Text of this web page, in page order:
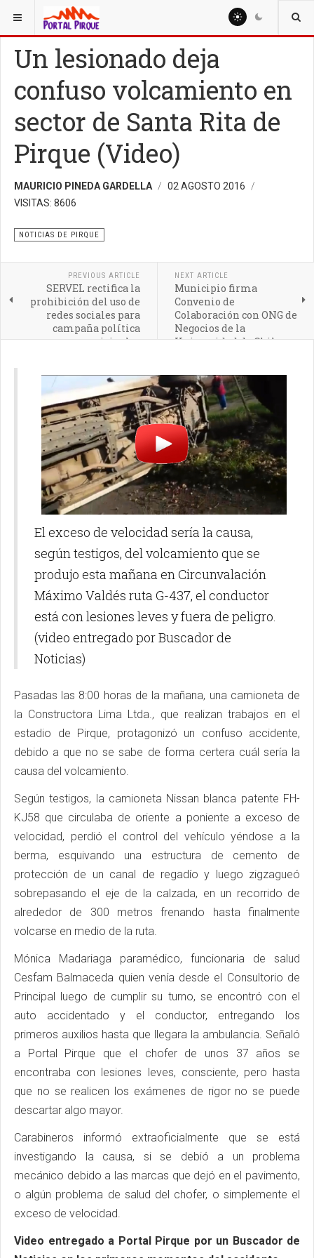
ESTÁ AQUÍ: NOTICIAS
Un lesionado deja
confuso volcamiento en
sector de Santa Rita de
Pirque (Video)
MAURICIO PINEDA GARDELLA
02 AGOSTO 2016
VISITAS: 8606
NOTICIAS DE PIRQUE
PREVIOUS ARTICLE
SERVEL rectifica la
prohibición del uso de
redes sociales para
campaña política
municipales
NEXT ARTICLE
Municipio firma
Convenio de
Colaboración con ONG de
Negocios de la
Universidad de Chile
El exceso de velocidad sería la causa,
según testigos, del volcamiento que se
produjo esta mañana en Circunvalación
Máximo Valdés ruta G-437, el conductor
está con lesiones leves y fuera de peligro.
(video entregado por Buscador de
Noticias)
Pasadas las 8:00 horas de la mañana, una camioneta de
la Constructora Lima Ltda., que realizan trabajos en el
estadio de Pirque, protagonizó un confuso accidente,
debido a que no se sabe de forma certera cuál sería la
causa del volcamiento.
Según testigos, la camioneta Nissan blanca patente FH-
KJ58 que circulaba de oriente a poniente a exceso de
velocidad, perdió el control del vehículo yéndose a la
berma, esquivando una estructura de cemento de
protección de un canal de regadío y luego zigzagueó
sobrepasando el eje de la calzada, en un recorrido de
alrededor de 300 metros frenando hasta finalmente
volcarse en medio de la ruta.
Mónica Madariaga paramédico, funcionaria de salud
Cesfam Balmaceda quien venía desde el Consultorio de
Principal luego de cumplir su turno, se encontró con el
auto accidentado y el conductor, entregando los
primeros auxilios hasta que llegara la ambulancia. Señaló
a Portal Pirque que el chofer de unos 37 años se
encontraba con lesiones leves, consciente, pero hasta
que no se realicen los exámenes de rigor no se puede
descartar algo mayor.
Carabineros informó extraoficialmente que se está
investigando la causa, si se debió a un problema
mecánico debido a las marcas que dejó en el pavimento,
o algún problema de salud del chofer, o simplemente el
exceso de velocidad.
Video entregado a Portal Pirque por un Buscador de